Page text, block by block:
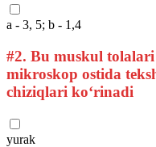
a - 3, 5; b - 1,4
#2. Bu muskul
mikroskop ostida
chiziqlari ko‘rinadi
yurak